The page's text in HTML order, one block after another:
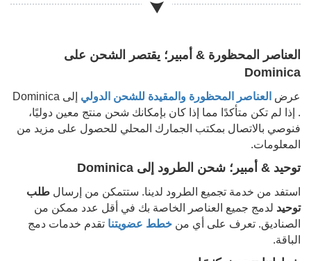
العناصر المحظورة & أمبير؛ يقتصر الشحن على
Dominica
عرض العناصر المحظورة والمقيدة للشحن الدولي إلى Dominica
. إذا لم تكن متأكدًا مما إذا كان بإمكانك شحن منتج معين دوليًا،
فنوصي بالاتصال بمكتب الجمارك المحلي للحصول على مزيد من
المعلومات.
توحيد & أمبير؛ شحن الطرود إلى Dominica
استفد من خدمة تجميع الطرود لدينا. ستتمكن من إرسال طلب
توحيد لدمج جميع العناصر الخاصة بك في أقل عدد ممكن من
الصناديق. تعرف على أي من خطط عضويتنا تقدم خدمات دمج
الباقة.